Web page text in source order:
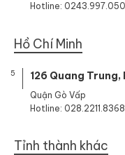
Hotline:
Hồ Chí Minh
5 126 Quang Trung,
Quận Gò Vấp
Hotline: 028.2211.8368
Tỉnh thành khác